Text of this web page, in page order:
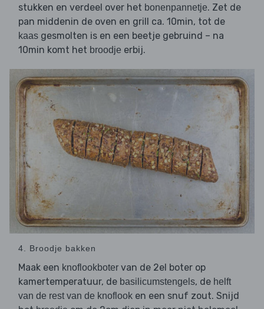
stukken en verdeel over het bonenpannetje. Zet de
pan middenin de oven en grill ca. 10min, tot de
kaas gesmolten is en een beetje gebruind – na
10min komt het broodje erbij.
4. Broodje bakken
Maak een knoflookboter van de 2el boter op
kamertemperatuur, de basilicumstengels, de helft
van de rest van de knoflook en een snuf zout. Snijd